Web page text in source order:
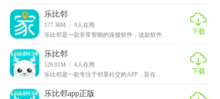
2. 动态分享：用户可以发布文字、图片或视频，分享自己的
生活点滴。
3. 活动管理：创建、管理和参与社区活动，包括活动报名、
签到等。
4. 邻里通讯录：查看和添加邻居的联系方式，方便日常沟
通。
乐比邻
177.36M 9人在用
乐比邻是一款非常智能的连接软件，这款软件...
下载
乐比邻
126.01M 4人在用
乐比邻是一款专注于邻里社交的APP，旨在...
下载
乐比邻app正版